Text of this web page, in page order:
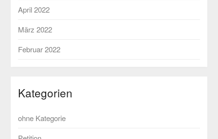
April 2022
März 2022
Februar 2022
Kategorien
ohne Kategorie